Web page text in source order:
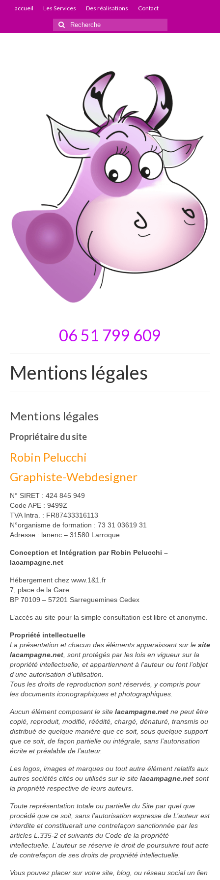
accueil Les Services Des réalisations Contact
Rechercher
:
06 51 799 609
Mentions légales
Mentions légales
Propriétaire du site
Robin Pelucchi
Graphiste-Webdesigner
N° SIRET : 424 845 949
Code APE : 9499Z
TVA Intra. : FR87433316113
N°organisme de formation : 73 31 03619 31
Adresse : lanenc – 31580 Larroque
Conception et Intégration par Robin Pelucchi –
lacampagne.net
Hébergement chez www.1&1.fr
7, place de la Gare
BP 70109 – 57201 Sarreguemines Cedex
L’accès au site pour la simple consultation est libre et anonyme.
Propriété intellectuelle
La présentation et chacun des éléments apparaissant sur le site
lacampagne.net , sont protégés par les lois en vigueur sur la
propriété intellectuelle, et appartiennent à l’auteur ou font l’objet
d’une autorisation d’utilisation.
Tous les droits de reproduction sont réservés, y compris pour
les documents iconographiques et photographiques.
Aucun élément composant le site lacampagne.net ne peut être
copié, reproduit, modifié, réédité, chargé, dénaturé, transmis ou
distribué de quelque manière que ce soit, sous quelque support
que ce soit, de façon partielle ou intégrale, sans l’autorisation
écrite et préalable de l’auteur.
Les logos, images et marques ou tout autre élément relatifs aux
autres sociétés cités ou utilisés sur le site lacampagne.net sont
la propriété respective de leurs auteurs.
Toute représentation totale ou partielle du Site par quel que
procédé que ce soit, sans l’autorisation expresse de L’auteur est
interdite et constituerait une contrefaçon sanctionnée par les
articles L.335-2 et suivants du Code de la propriété
intellectuelle. L’auteur se réserve le droit de poursuivre tout acte
de contrefaçon de ses droits de propriété intellectuelle.
Vous pouvez placer sur votre site, blog, ou réseau social un lien